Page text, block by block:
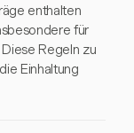
enthalten
für
Regeln zu
Einhaltung